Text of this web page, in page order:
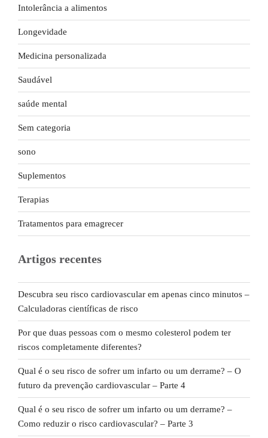
Intolerância a alimentos
Longevidade
Medicina personalizada
Saudável
saúde mental
Sem categoria
sono
Suplementos
Terapias
Tratamentos para emagrecer
Artigos recentes
Descubra seu risco cardiovascular em apenas cinco minutos –
Calculadoras científicas de risco
Por que duas pessoas com o mesmo colesterol podem ter
riscos completamente diferentes?
Qual é o seu risco de sofrer um infarto ou um derrame? – O
futuro da prevenção cardiovascular – Parte 4
Qual é o seu risco de sofrer um infarto ou um derrame? –
Como reduzir o risco cardiovascular? – Parte 3